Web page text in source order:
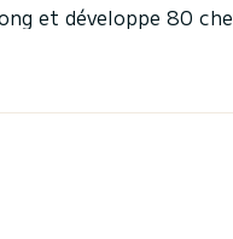
et développe 80
Propulseur
devis directement